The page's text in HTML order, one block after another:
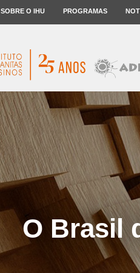
SOBRE O IHU PROGRAMAS
O Brasil